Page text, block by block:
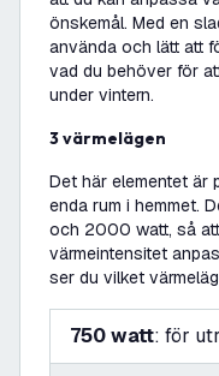
önskemål. Med en
använda och lätt att
vad du behöver för
under vintern.
3 värmelägen
Det här elementet är
enda rum i hemmet.
och 2000 watt, så
värmeintensitet
ser du vilket
750 watt: för